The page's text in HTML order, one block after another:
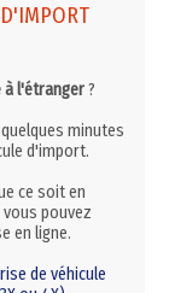
à l'étranger?
minutes
d'import.
ce soit en
vous pouvez
en ligne.
de véhicule